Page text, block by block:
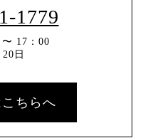
1779
17：00
日
ちらへ